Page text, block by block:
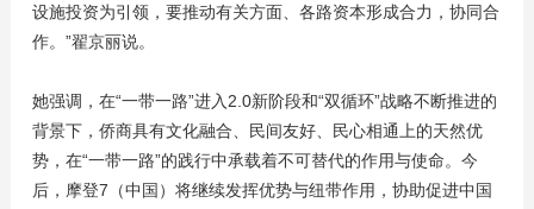
设施投资为引领，要推动有关方面、各路资本形成合力，协同合
作。”翟京丽说。
她强调，在“一带一路”进入2.0新阶段和“双循环”战略不断推进的
背景下，侨商具有文化融合、民间友好、民心相通上的天然优
势，在“一带一路”的践行中承载着不可替代的作用与使命。今
后，摩登7（中国）将继续发挥优势与纽带作用，协助促进中国